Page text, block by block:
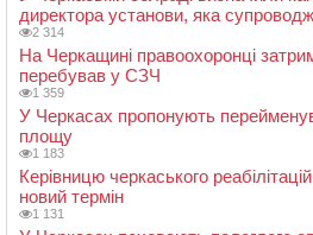
директора установи, яка
2 314
На Черкащині правоохоронці
перебував у СЗЧ
1 359
У Черкасах пропонують
площу
1 183
Керівницю черкаського
новий термін
1 131